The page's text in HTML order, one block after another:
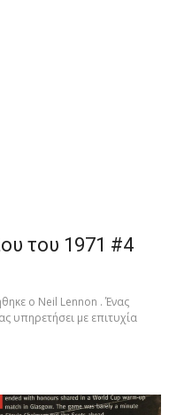
του 1971 #4
o Neil Lennon . Ένας
υπηρετήσει με επιτυχία